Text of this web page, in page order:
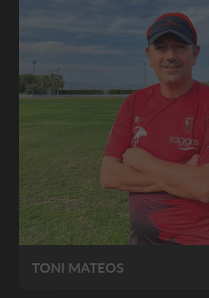
TONI MATEOS